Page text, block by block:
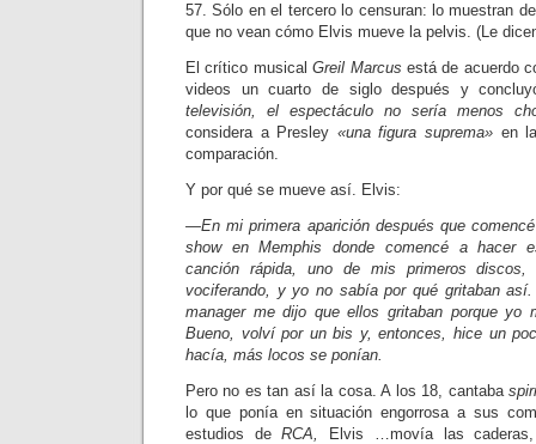
57. Sólo en el tercero lo censuran: lo mues­tran
que no vean cómo Elvis mueve la pelvis. (Le
El crítico musicalGreil Marcus está de acuerdo
videos un cuarto de siglo después y
televisión, el espectáculo no sería menos
considera a Presley «una fi­gura suprema» en
comparación.
Y por qué se mueve así. Elvis:
—En mi primera aparición después que
show en Memphis donde comencé a hacer
canción rápida, uno de mis primeros
vociferando, y yo no sabía por qué gritaban
manager me dijo que ellos gritaban porque yo
Bueno, volví por un bis y, entonces, hice un
hacía, más locos se ponían.
Pero no es tan así la cosa. A los 18, cantaba
lo que ponía en situación engorrosa a sus
estudios deRCA,
Elvis …movía las